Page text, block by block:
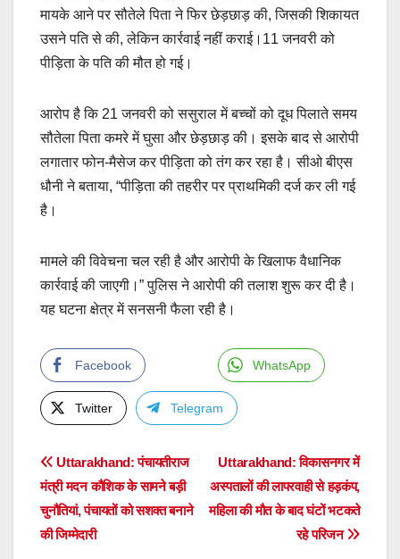
मायके आने पर सौतेले पिता ने फिर छेड़छाड़ की, जिसकी शिकायत
उसने पति से की, लेकिन कार्रवाई नहीं कराई।11 जनवरी को
पीड़िता के पति की मौत हो गई।
आरोप है कि 21 जनवरी को ससुराल में बच्चों को दूध पिलाते समय
सौतेला पिता कमरे में घुसा और छेड़छाड़ की। इसके बाद से आरोपी
लगातार फोन-मैसेज कर पीड़िता को तंग कर रहा है। सीओ बीएस
धौनी ने बताया, “पीड़िता की तहरीर पर प्राथमिकी दर्ज कर ली गई
है।
मामले की विवेचना चल रही है और आरोपी के खिलाफ वैधानिक
कार्रवाई की जाएगी।” पुलिस ने आरोपी की तलाश शुरू कर दी है।
यह घटना क्षेत्र में सनसनी फैला रही है।
Facebook WhatsApp
Twitter Telegram
Post
navigation
Uttarakhand: विकासनगर में
अस्पतालों की लापरवाही से हड़कंप,
महिला की मौत के बाद घंटों भटकते
रहे परिजन
Uttarakhand: पंचायतीराज
मंत्री मदन कौशिक के सामने बड़ी
चुनौतियां, पंचायतों को सशक्त बनाने
की जिम्मेदारी